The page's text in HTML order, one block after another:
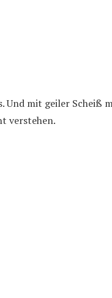
Und mit geiler Scheiß
verstehen.